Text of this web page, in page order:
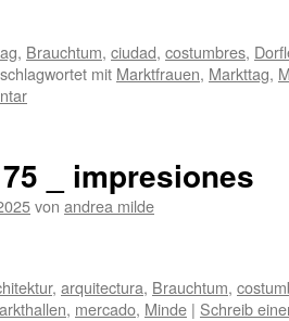
, Brauchtum, ciudad, costumbres,
mit Marktfrauen, Markttag,
_ impresiones
von andrea milde
, arquitectura, Brauchtum,
, mercado, Minde | Schreib